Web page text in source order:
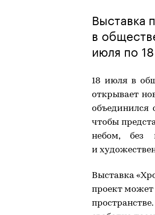
Выставка
в
июля по
18 июля в
открывает
объединился
чтобы
небом, без
и
Выставка
проект может